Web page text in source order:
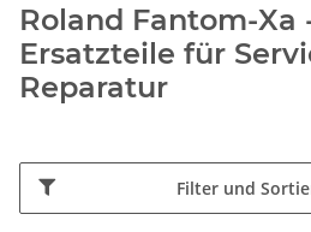
Roland Fantom-Xa
Ersatzteile für
Reparatur
Filter und